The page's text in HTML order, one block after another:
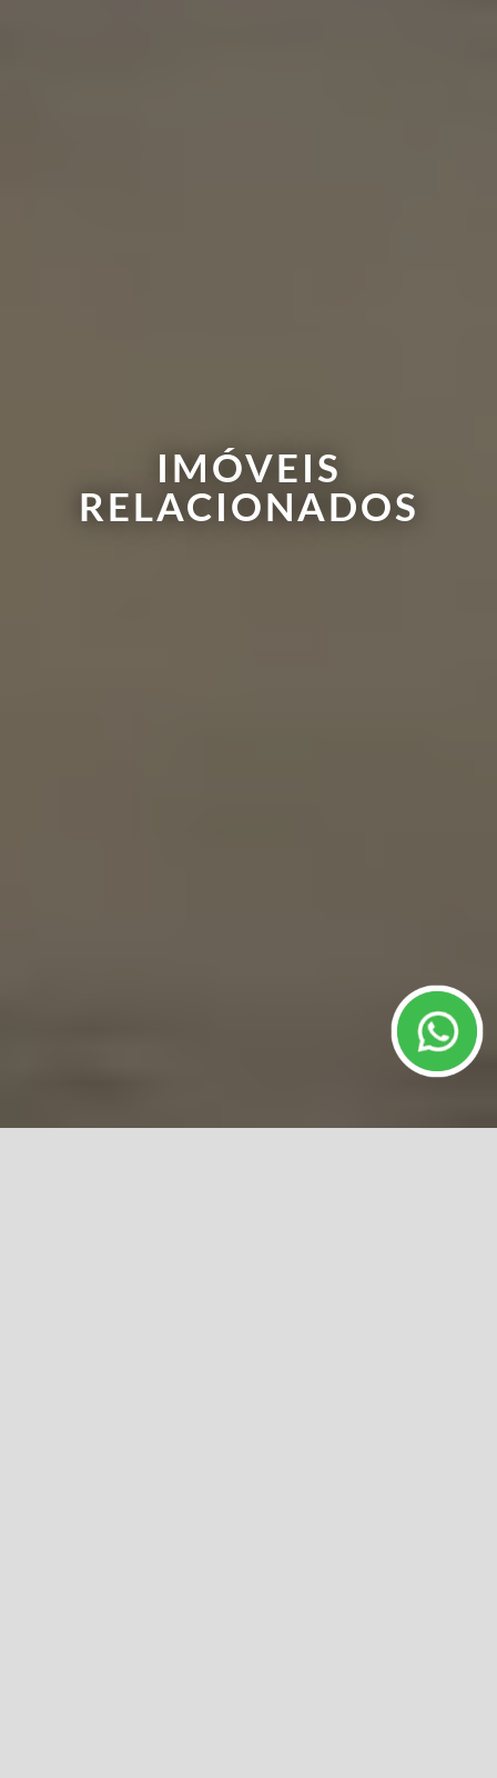
IMÓVEIS
RELACIONADOS